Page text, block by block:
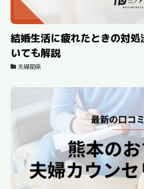
結婚生活に疲れたときの対
いても解説
夫婦関係